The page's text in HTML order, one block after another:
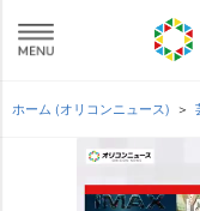
ホーム (オリコンニュース)